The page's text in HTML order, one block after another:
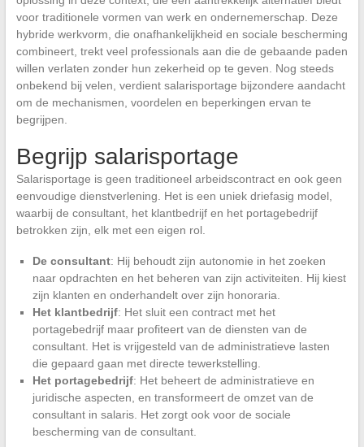
voor traditionele vormen van werk en ondernemerschap. Deze
hybride werkvorm, die onafhankelijkheid en sociale bescherming
combineert, trekt veel professionals aan die de gebaande paden
willen verlaten zonder hun zekerheid op te geven. Nog steeds
onbekend bij velen, verdient salarisportage bijzondere aandacht
om de mechanismen, voordelen en beperkingen ervan te
begrijpen.
Begrijp salarisportage
Salarisportage is geen traditioneel arbeidscontract en ook geen
eenvoudige dienstverlening. Het is een uniek driefasig model,
waarbij de consultant, het klantbedrijf en het portagebedrijf
betrokken zijn, elk met een eigen rol.
De consultant: Hij behoudt zijn autonomie in het zoeken
naar opdrachten en het beheren van zijn activiteiten. Hij kiest
zijn klanten en onderhandelt over zijn honoraria.
Het klantbedrijf: Het sluit een contract met het
portagebedrijf maar profiteert van de diensten van de
consultant. Het is vrijgesteld van de administratieve lasten
die gepaard gaan met directe tewerkstelling.
Het portagebedrijf: Het beheert de administratieve en
juridische aspecten, en transformeert de omzet van de
consultant in salaris. Het zorgt ook voor de sociale
bescherming van de consultant.